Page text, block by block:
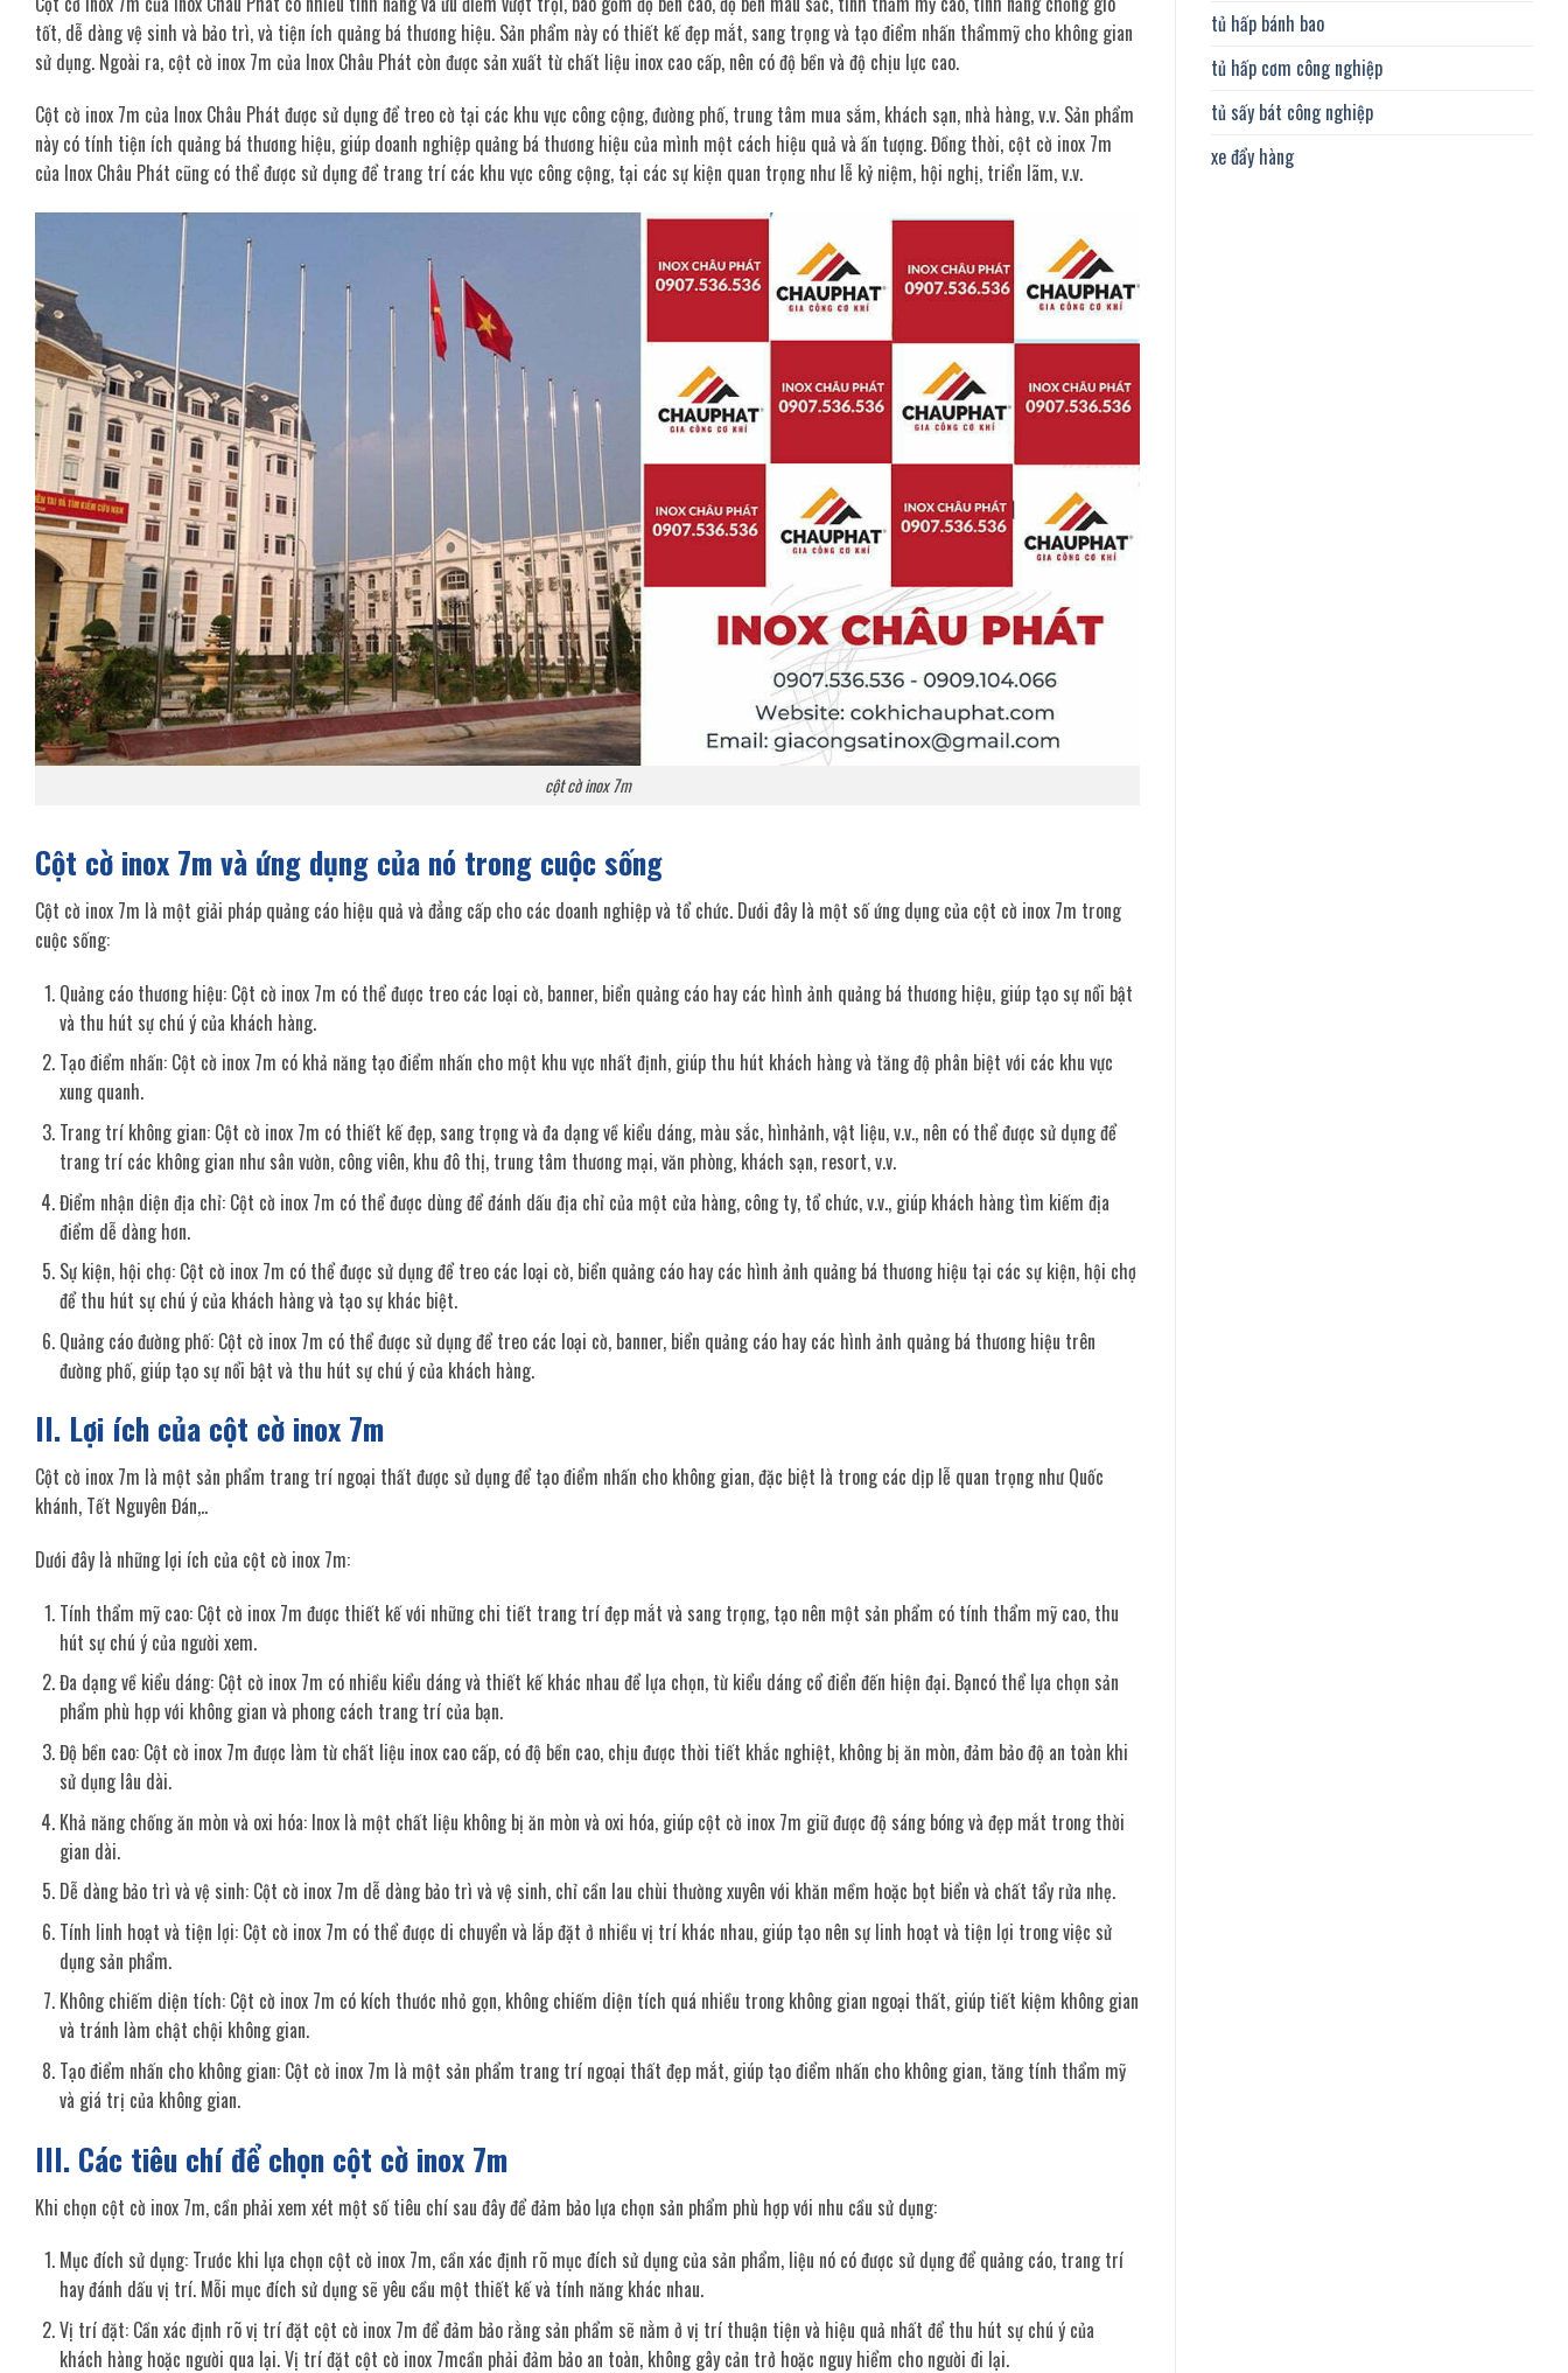
tủ hấp bánh bao
tủ hấp cơm công nghiệp
tủ sấy bát công nghiệp
xe đẩy hàng
tốt, dễ dàng vệ sinh và bảo trì, và tiện ích quảng bá thương hiệu. Sản phẩm này có thiết kế đẹp mắt, sang trọng và tạo điểm nhấn thẩmmỹ cho không gian
sử dụng. Ngoài ra, cột cờ inox 7m của Inox Châu Phát còn được sản xuất từ chất liệu inox cao cấp, nên có độ bền và độ chịu lực cao.
Cột cờ inox 7m của Inox Châu Phát được sử dụng để treo cờ tại các khu vực công cộng, đường phố, trung tâm mua sắm, khách sạn, nhà hàng, v.v. Sản phẩm
này có tính tiện ích quảng bá thương hiệu, giúp doanh nghiệp quảng bá thương hiệu của mình một cách hiệu quả và ấn tượng. Đồng thời, cột cờ inox 7m
của Inox Châu Phát cũng có thể được sử dụng để trang trí các khu vực công cộng, tại các sự kiện quan trọng như lễ kỷ niệm, hội nghị, triển lãm, v.v.
cột cờ inox 7m
Cột cờ inox 7m và ứng dụng của nó trong cuộc sống
Cột cờ inox 7m là một giải pháp quảng cáo hiệu quả và đẳng cấp cho các doanh nghiệp và tổ chức. Dưới đây là một số ứng dụng của cột cờ inox 7m trong
cuộc sống:
Quảng cáo thương hiệu: Cột cờ inox 7m có thể được treo các loại cờ, banner, biển quảng cáo hay các hình ảnh quảng bá thương hiệu, giúp tạo sự nổi bật
và thu hút sự chú ý của khách hàng.
Tạo điểm nhấn: Cột cờ inox 7m có khả năng tạo điểm nhấn cho một khu vực nhất định, giúp thu hút khách hàng và tăng độ phân biệt với các khu vực
xung quanh.
Trang trí không gian: Cột cờ inox 7m có thiết kế đẹp, sang trọng và đa dạng về kiểu dáng, màu sắc, hìnhảnh, vật liệu, v.v., nên có thể được sử dụng để
trang trí các không gian như sân vườn, công viên, khu đô thị, trung tâm thương mại, văn phòng, khách sạn, resort, v.v.
Điểm nhận diện địa chỉ: Cột cờ inox 7m có thể được dùng để đánh dấu địa chỉ của một cửa hàng, công ty, tổ chức, v.v., giúp khách hàng tìm kiếm địa
điểm dễ dàng hơn.
Sự kiện, hội chợ: Cột cờ inox 7m có thể được sử dụng để treo các loại cờ, biển quảng cáo hay các hình ảnh quảng bá thương hiệu tại các sự kiện, hội chợ
để thu hút sự chú ý của khách hàng và tạo sự khác biệt.
Quảng cáo đường phố: Cột cờ inox 7m có thể được sử dụng để treo các loại cờ, banner, biển quảng cáo hay các hình ảnh quảng bá thương hiệu trên
đường phố, giúp tạo sự nổi bật và thu hút sự chú ý của khách hàng.
II. Lợi ích của cột cờ inox 7m
Cột cờ inox 7m là một sản phẩm trang trí ngoại thất được sử dụng để tạo điểm nhấn cho không gian, đặc biệt là trong các dịp lễ quan trọng như Quốc
khánh, Tết Nguyên Đán,..
Dưới đây là những lợi ích của cột cờ inox 7m:
Tính thẩm mỹ cao: Cột cờ inox 7m được thiết kế với những chi tiết trang trí đẹp mắt và sang trọng, tạo nên một sản phẩm có tính thẩm mỹ cao, thu
hút sự chú ý của người xem.
Đa dạng về kiểu dáng: Cột cờ inox 7m có nhiều kiểu dáng và thiết kế khác nhau để lựa chọn, từ kiểu dáng cổ điển đến hiện đại. Bạncó thể lựa chọn sản
phẩm phù hợp với không gian và phong cách trang trí của bạn.
Độ bền cao: Cột cờ inox 7m được làm từ chất liệu inox cao cấp, có độ bền cao, chịu được thời tiết khắc nghiệt, không bị ăn mòn, đảm bảo độ an toàn khi
sử dụng lâu dài.
Khả năng chống ăn mòn và oxi hóa: Inox là một chất liệu không bị ăn mòn và oxi hóa, giúp cột cờ inox 7m giữ được độ sáng bóng và đẹp mắt trong thời
gian dài.
Dễ dàng bảo trì và vệ sinh: Cột cờ inox 7m dễ dàng bảo trì và vệ sinh, chỉ cần lau chùi thường xuyên với khăn mềm hoặc bọt biển và chất tẩy rửa nhẹ.
Tính linh hoạt và tiện lợi: Cột cờ inox 7m có thể được di chuyển và lắp đặt ở nhiều vị trí khác nhau, giúp tạo nên sự linh hoạt và tiện lợi trong việc sử
dụng sản phẩm.
Không chiếm diện tích: Cột cờ inox 7m có kích thước nhỏ gọn, không chiếm diện tích quá nhiều trong không gian ngoại thất, giúp tiết kiệm không gian
và tránh làm chật chội không gian.
Tạo điểm nhấn cho không gian: Cột cờ inox 7m là một sản phẩm trang trí ngoại thất đẹp mắt, giúp tạo điểm nhấn cho không gian, tăng tính thẩm mỹ
và giá trị của không gian.
III. Các tiêu chí để chọn cột cờ inox 7m
Khi chọn cột cờ inox 7m, cần phải xem xét một số tiêu chí sau đây để đảm bảo lựa chọn sản phẩm phù hợp với nhu cầu sử dụng:
Mục đích sử dụng: Trước khi lựa chọn cột cờ inox 7m, cần xác định rõ mục đích sử dụng của sản phẩm, liệu nó có được sử dụng để quảng cáo, trang trí
hay đánh dấu vị trí. Mỗi mục đích sử dụng sẽ yêu cầu một thiết kế và tính năng khác nhau.
Vị trí đặt: Cần xác định rõ vị trí đặt cột cờ inox 7m để đảm bảo rằng sản phẩm sẽ nằm ở vị trí thuận tiện và hiệu quả nhất để thu hút sự chú ý của
khách hàng hoặc người qua lại. Vị trí đặt cột cờ inox 7mcần phải đảm bảo an toàn, không gây cản trở hoặc nguy hiểm cho người đi lại.